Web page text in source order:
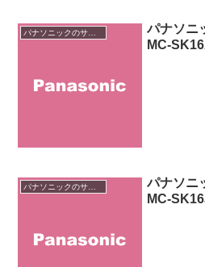
パナソニックのサイクロン掃除機
パナソニ
MC-
パナソニックのサイクロン掃除機
パナソニ
MC-